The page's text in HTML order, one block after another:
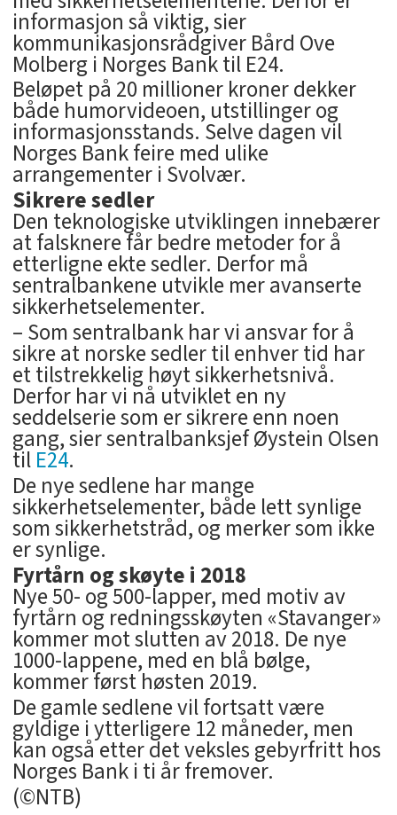
informasjon så viktig, sier
kommunikasjonsrådgiver Bård Ove
Molberg i Norges Bank til E24.
Beløpet på 20 millioner kroner dekker
både humorvideoen, utstillinger og
informasjonsstands. Selve dagen vil
Norges Bank feire med ulike
arrangementer i Svolvær.
Sikrere sedler
Den teknologiske utviklingen innebærer
at falsknere får bedre metoder for å
etterligne ekte sedler. Derfor må
sentralbankene utvikle mer avanserte
sikkerhetselementer.
– Som sentralbank har vi ansvar for å
sikre at norske sedler til enhver tid har
et tilstrekkelig høyt sikkerhetsnivå.
Derfor har vi nå utviklet en ny
seddelserie som er sikrere enn noen
gang, sier sentralbanksjef Øystein Olsen
tilE24.
De nye sedlene har mange
sikkerhetselementer, både lett synlige
som sikkerhetstråd, og merker som ikke
er synlige.
Fyrtårn og skøyte i 2018
Nye 50- og 500-lapper, med motiv av
fyrtårn og redningsskøyten «Stavanger»
kommer mot slutten av 2018. De nye
1000-lappene, med en blå bølge,
kommer først høsten 2019.
De gamle sedlene vil fortsatt være
gyldige i ytterligere 12 måneder, men
kan også etter det veksles gebyrfritt hos
Norges Bank i ti år fremover.
(©NTB)